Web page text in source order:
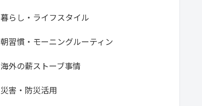
暮らし・ライフスタイル
朝習慣・モーニングルーティン
海外の薪ストーブ事情
災害・防災活用